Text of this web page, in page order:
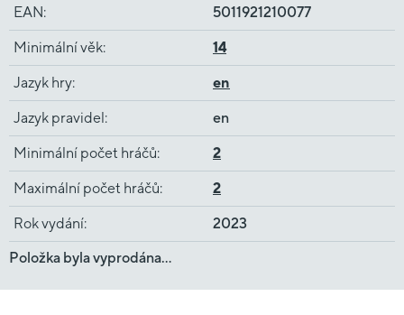
EAN: 5011921210077
Minimální věk: 14
Jazyk hry: en
Jazyk pravidel: en
Minimální počet hráčů: 2
Maximální počet hráčů: 2
Rok vydání:
2023
Položka byla vyprodána…